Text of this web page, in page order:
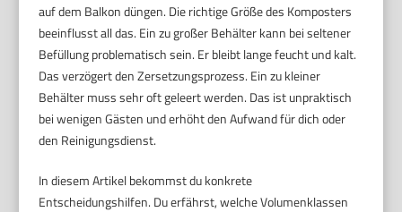
auf dem Balkon düngen. Die richtige Größe des Komposters
beeinflusst all das. Ein zu großer Behälter kann bei seltener
Befüllung problematisch sein. Er bleibt lange feucht und kalt.
Das verzögert den Zersetzungsprozess. Ein zu kleiner
Behälter muss sehr oft geleert werden. Das ist unpraktisch
bei wenigen Gästen und erhöht den Aufwand für dich oder
den Reinigungsdienst.
In diesem Artikel bekommst du konkrete
Entscheidungshilfen. Du erfährst, welche Volumenklassen